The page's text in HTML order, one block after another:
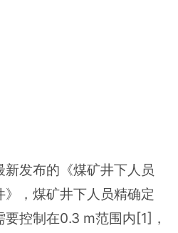
发布的《煤矿井下人员
，煤矿井下人员精确定
控制在0.3 m范围内[1]，